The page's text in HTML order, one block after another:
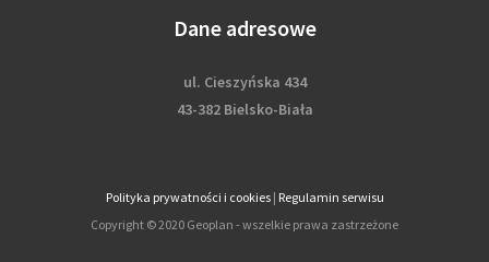
Dane adresowe
ul. Cieszyńska 434
43-382 Bielsko-Biała
Polityka prywatności i cookies| Regulamin serwisu
Copyright © 2020 Geoplan - wszelkie prawa zastrzeżone